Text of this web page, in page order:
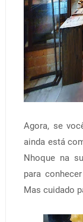
Agora, se
ainda está
Nhoque na
para
Mas cuidado